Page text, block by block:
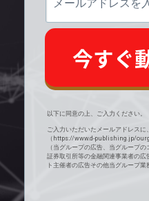
ル
ア
ド
を
入
力
今すぐ
以下に同意の上、ご入力ください。
ご入力いただいたメールアドレスに
（ https://www.d-publishing.jp/
（当グループの広告、当グループ
証券取引所等の金融関連事業者の
ト主催者の広告その他当グループ